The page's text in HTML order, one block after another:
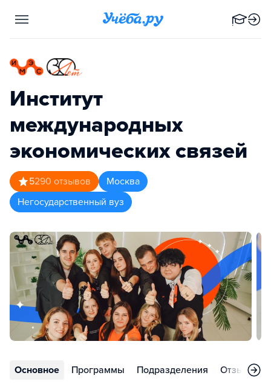
Институт
международных
экономических связей
5290 отзывов
Москва
Негосударственный вуз
Основное Программы Подразделения Отзывы